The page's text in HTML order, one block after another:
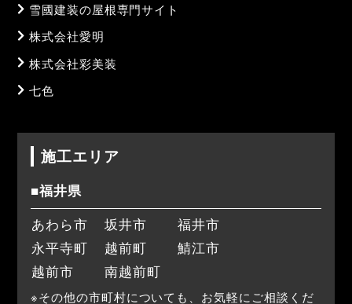
雪國建装の屋根専門サイト
株式会社愛明
株式会社彩美装
七色
施工エリア
■福井県
あわら市
坂井市
福井市
永平寺町
越前町
鯖江市
越前市
南越前町
※その他の市町村についても、お気軽にご相談くだ